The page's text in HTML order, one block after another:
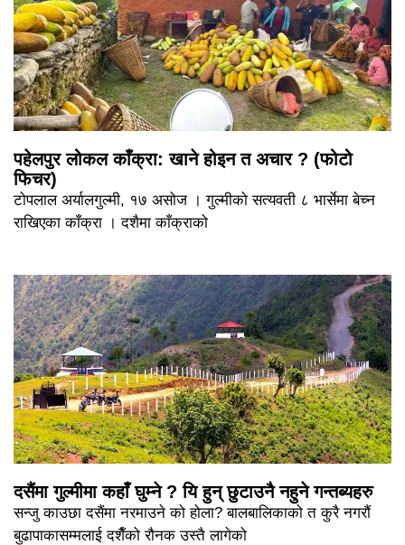
पहेलपुर लोकल काँक्रा: खाने होइन त अचार ? (फोटो
फिचर)
टोपलाल अर्यालगुल्मी, १७ असोज । गुल्मीको सत्यवती ८ भार्सेमा बेच्न
राखिएका काँक्रा । दशैमा काँक्राको
दसैंमा गुल्मीमा कहाँ घुम्ने ? यि हुन् छुटाउनै नहुने गन्तब्यहरु
सन्जु काउछा दसैंमा नरमाउने को होला? बालबालिकाको त कुरै नगरौं
बुढापाकासम्मलाई दशैँको रौनक उस्तै लागेको